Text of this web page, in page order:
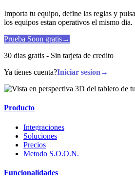
Importa tu equipo, define las reglas y
los equipos estan operativos el mismo dia.
Prueba Soon gratis→
30 dias gratis - Sin tarjeta de credito
Ya tienes cuenta?Iniciar sesion →
Producto
Integraciones
Soluciones
Precios
Metodo S.O.O.N.
Funcionalidades